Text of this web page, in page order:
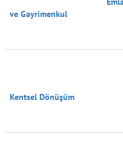
ve Gayrimenkul
Kentsel Dönüşüm